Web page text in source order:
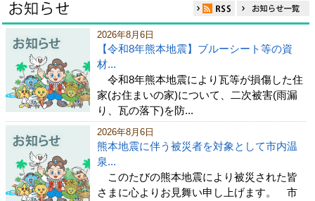
2026年8月6日
【令和8年熊本地震】ブルーシート等の資
材...
令和8年熊本地震により瓦等が損傷した住
家(お住まいの家)について、二次被害(雨漏
り、瓦の落下)を防...
2026年8月6日
熊本地震に伴う被災者を対象として市内温
泉...
このたびの熊本地震により被災された皆
さまに心よりお見舞い申し上げます。 市